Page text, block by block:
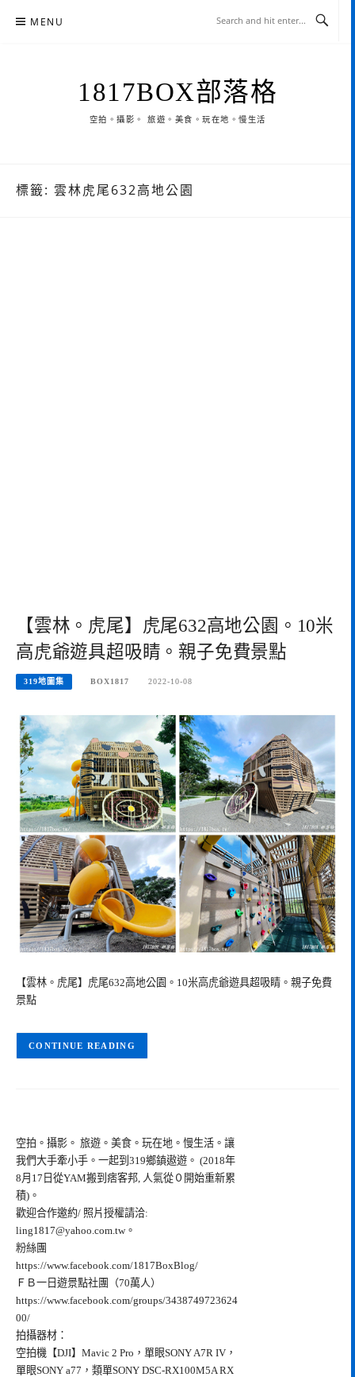
MENU
1817BOX部落格
空拍。攝影。 旅遊。美食。玩在地。慢生活
標籤: 雲林虎尾632高地公園
【雲林。虎尾】虎尾632高地公園。10米
高虎爺遊具超吸睛。親子免費景點
319地圖集 BOX1817 2022-10-08
【雲林。虎尾】虎尾632高地公園。10米高虎爺遊具超吸睛。親子免費
景點
CONTINUE READING
空拍。攝影。 旅遊。美食。玩在地。慢生活。讓
我們大手牽小手。一起到319鄉鎮遨遊。 (2018年
8月17日從YAM搬到痞客邦, 人氣從０開始重新累
積)。
歡迎合作邀約/ 照片授權請洽:
ling1817@yahoo.com.tw。
粉絲團
https://www.facebook.com/1817BoxBlog/
ＦＢ一日遊景點社團（70萬人）
https://www.facebook.com/groups/3438749723624
00/
拍攝器材：
空拍機【DJI】Mavic 2 Pro，單眼SONY A7R IV，
單眼SONY a77，類單SONY DSC-RX100M5A RX